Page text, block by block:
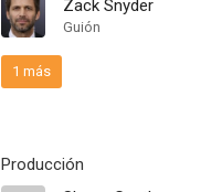
Zack Snyder
Guión
1 más
Producción